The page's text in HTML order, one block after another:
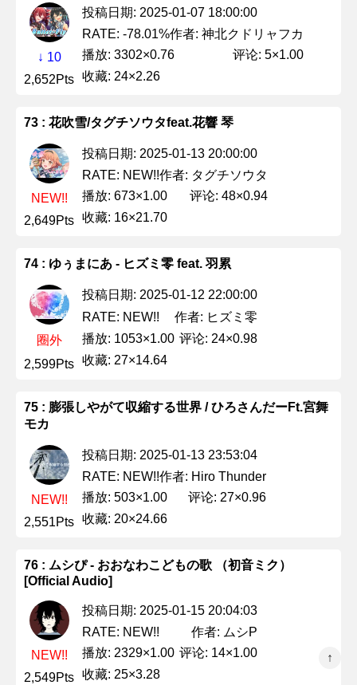
↓ 10
2,652Pts
投稿日期: 2025-01-07 18:00:00
RATE: -78.01%作者: 神北クドリャフカ
播放: 3302×0.76
评论: 5×1.00
收藏: 24×2.26
73 : 花吹雪/タグチソウタfeat.花響 琴
NEW!!
2,649Pts
投稿日期: 2025-01-13 20:00:00
RATE: NEW!!作者: タグチソウタ
播放: 673×1.00
评论: 48×0.94
收藏: 16×21.70
74 : ゆぅまにあ - ヒズミ零 feat. 羽累
圈外
2,599Pts
投稿日期: 2025-01-12 22:00:00
RATE: NEW!!
作者: ヒズミ零
播放: 1053×1.00 评论: 24×0.98
收藏: 27×14.64
75 : 膨張しやがて収縮する世界 / ひろさんだーFt.宮舞
モカ
NEW!!
2,551Pts
投稿日期: 2025-01-13 23:53:04
RATE: NEW!!作者: Hiro Thunder
播放: 503×1.00
评论: 27×0.96
收藏: 20×24.66
76 : ムシぴ - おおなわこどもの歌 （初音ミク）
[Official Audio]
NEW!!
2,549Pts
投稿日期: 2025-01-15 20:04:03
RATE: NEW!!
作者: ムシP
播放: 2329×1.00 评论: 14×1.00
收藏: 25×3.28
↑